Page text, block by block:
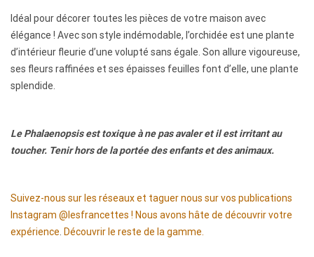
i
r
e
r
e
f
e
u
Idéal pour décorer toutes les pièces de votre maison avec
élégance ! Avec son style indémodable, l’orchidée est une plante
d’intérieur fleurie d’une volupté sans égale. Son allure vigoureuse,
ses fleurs raffinées et ses épaisses feuilles font d’elle, une plante
splendide.
Le Phalaenopsis est toxique à ne pas avaler et il est irritant au
toucher. Tenir hors de la portée des enfants et des animaux.
Suivez-nous sur les réseaux et taguer nous sur vos publications
Instagram @lesfrancettes ! Nous avons hâte de découvrir votre
expérience Découvrir le reste de la gamme.